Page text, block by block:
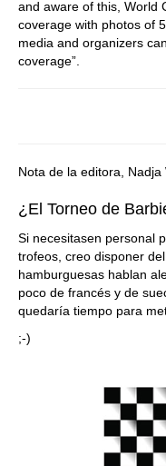
and aware of this, World
coverage with photos of
media and organizers
coverage”.
Nota de la editora, Nadja
¿El Torneo de
Si necesitasen personal
trofeos, creo disponer
hamburguesas hablan
poco de francés y de
quedaría tiempo para
;-)